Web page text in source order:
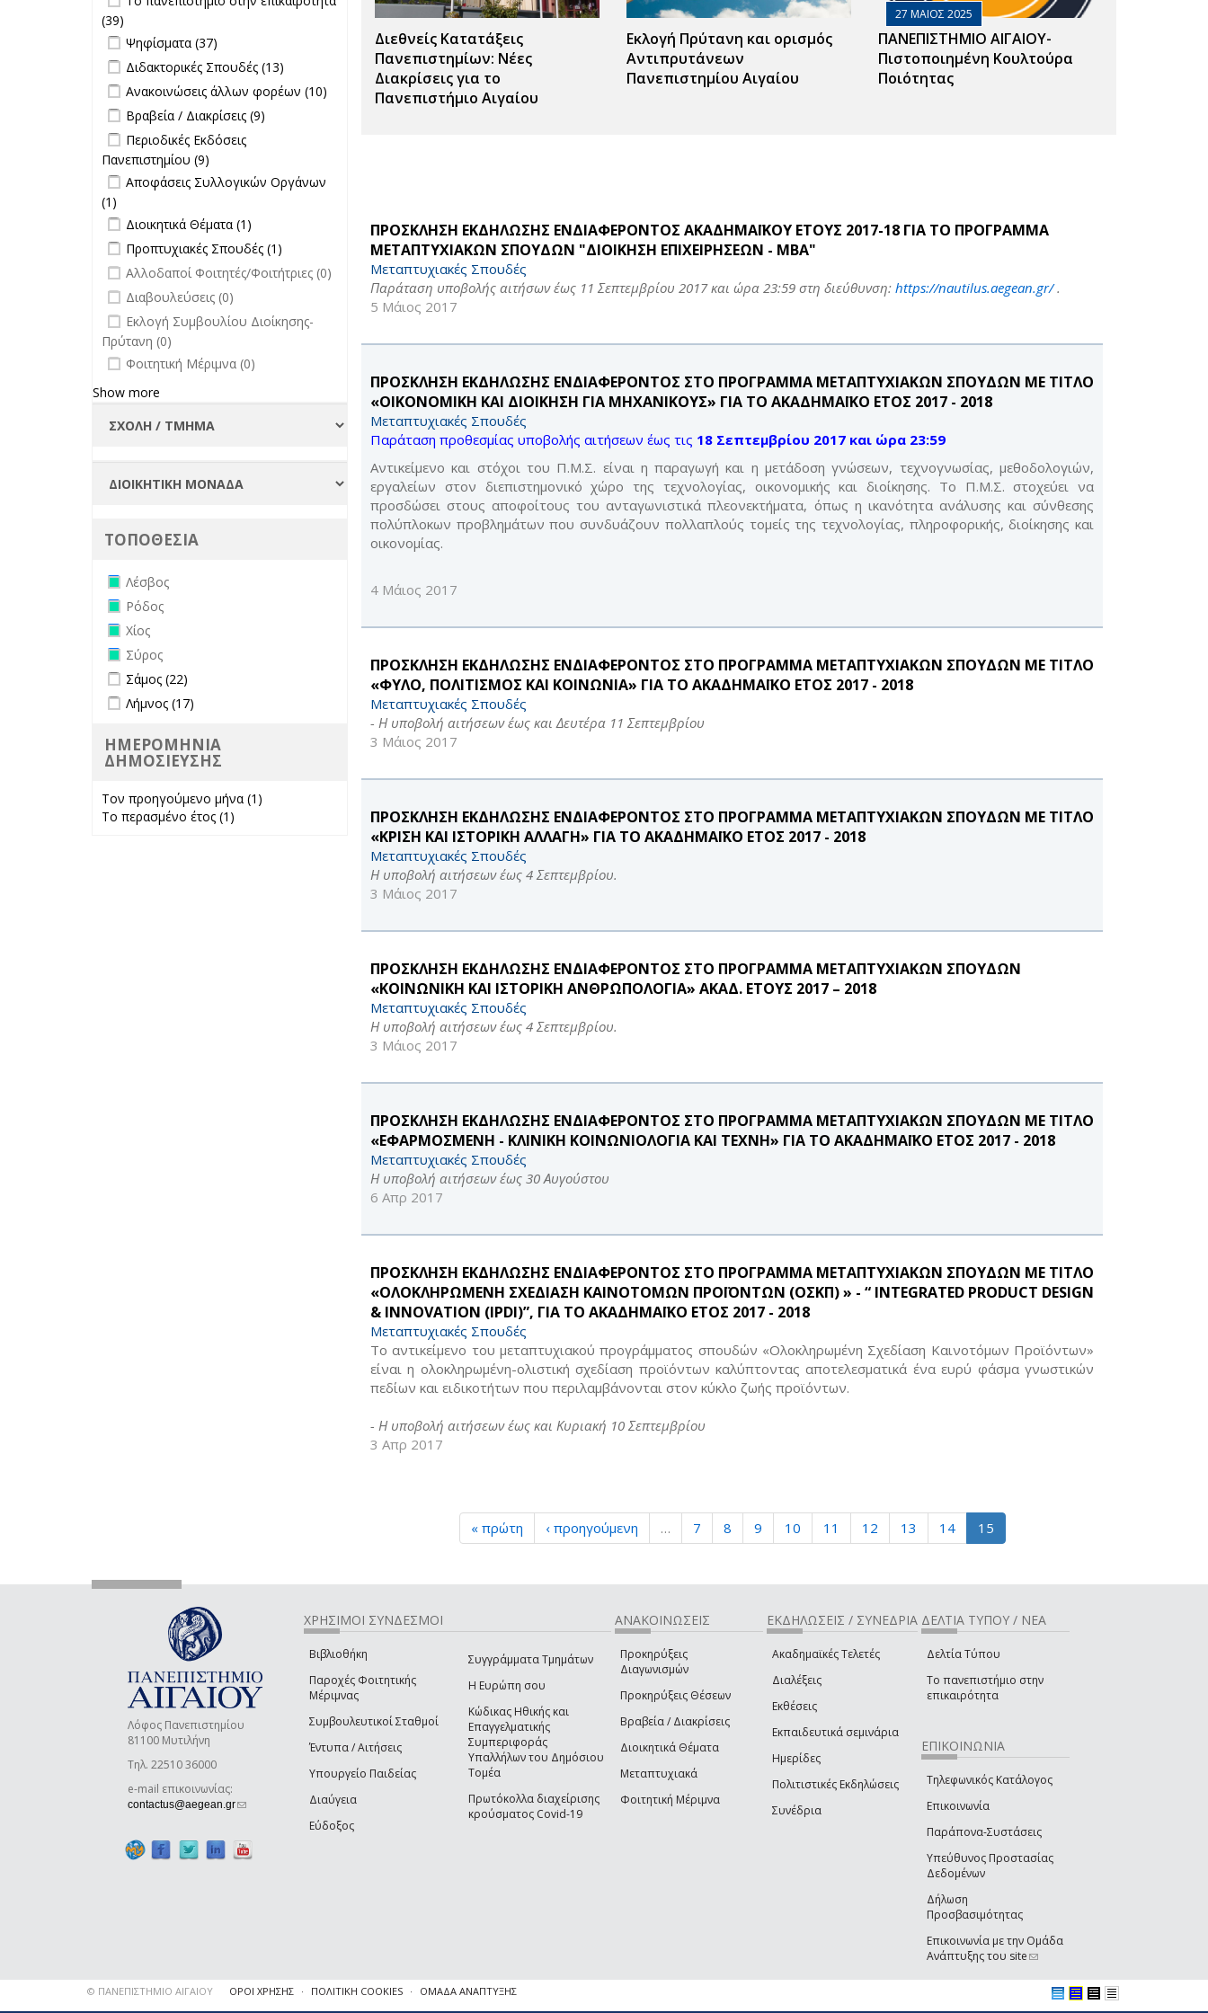
Διεθνείς Κατατάξεις
Πανεπιστημίων: Νέες
Διακρίσεις για το
Πανεπιστήμιο Αιγαίου
Εκλογή Πρύτανη και ορισμός
Αντιπρυτάνεων
Πανεπιστημίου Αιγαίου
27 ΜΑΙΟΣ 2025
ΠΑΝΕΠΙΣΤΗΜΙΟ ΑΙΓΑΙΟΥ-
Πιστοποιημένη Κουλτούρα
Ποιότητας
ΠΡΟΣΚΛΗΣΗ ΕΚΔΗΛΩΣΗΣ ΕΝΔΙΑΦΕΡΟΝΤΟΣ ΑΚΑΔΗΜΑΪΚΟΥ ΕΤΟΥΣ 2017-18 ΓΙΑ ΤΟ ΠΡΟΓΡΑΜΜΑ
ΜΕΤΑΠΤΥΧΙΑΚΩΝ ΣΠΟΥΔΩΝ "ΔΙΟΙΚΗΣΗ ΕΠΙΧΕΙΡΗΣΕΩΝ - MBA"
Μεταπτυχιακές Σπουδές
Παράταση υποβολής αιτήσων έως 11 Σεπτεμβρίου 2017 και ώρα 23:59 στη διεύθυνση: https://nautilus.aegean.gr/.
5 Μάιος 2017
ΠΡΟΣΚΛΗΣΗ ΕΚΔΗΛΩΣΗΣ ΕΝΔΙΑΦΕΡΟΝΤΟΣ ΣΤΟ ΠΡΟΓΡΑΜΜΑ ΜΕΤΑΠΤΥΧΙΑΚΩΝ ΣΠΟΥΔΩΝ ΜΕ ΤΙΤΛΟ
«ΟΙΚΟΝΟΜΙΚΗ ΚΑΙ ΔΙΟΙΚΗΣΗ ΓΙΑ ΜΗΧΑΝΙΚΟΥΣ» ΓΙΑ ΤΟ ΑΚΑΔΗΜΑΪΚΟ ΕΤΟΣ 2017 - 2018
Μεταπτυχιακές Σπουδές
Παράταση προθεσμίας υποβολής αιτήσεων έως τις 18 Σεπτεμβρίου 2017 και ώρα 23:59
Αντικείμενο και στόχοι του Π.Μ.Σ. είναι η παραγωγή και η μετάδοση γνώσεων, τεχνογνωσίας, μεθοδολογιών,
εργαλείων στον διεπιστημονικό χώρο της τεχνολογίας, οικονομικής και διοίκησης. Το Π.Μ.Σ. στοχεύει να
προσδώσει στους αποφοίτους του ανταγωνιστικά πλεονεκτήματα, όπως η ικανότητα ανάλυσης και σύνθεσης
πολύπλοκων προβλημάτων που συνδυάζουν πολλαπλούς τομείς της τεχνολογίας, πληροφορικής, διοίκησης και
οικονομίας.
4 Μάιος 2017
ΠΡΟΣΚΛΗΣΗ ΕΚΔΗΛΩΣΗΣ ΕΝΔΙΑΦΕΡΟΝΤΟΣ ΣΤΟ ΠΡΟΓΡΑΜΜΑ ΜΕΤΑΠΤΥΧΙΑΚΩΝ ΣΠΟΥΔΩΝ ΜΕ ΤΙΤΛΟ
«ΦΥΛΟ, ΠΟΛΙΤΙΣΜΟΣ ΚΑΙ ΚΟΙΝΩΝΙΑ» ΓΙΑ ΤΟ ΑΚΑΔΗΜΑΪΚΟ ΕΤΟΣ 2017 - 2018
Μεταπτυχιακές Σπουδές
- Η υποβολή αιτήσεων έως και Δευτέρα 11 Σεπτεμβρίου
3 Μάιος 2017
ΠΡΟΣΚΛΗΣΗ ΕΚΔΗΛΩΣΗΣ ΕΝΔΙΑΦΕΡΟΝΤΟΣ ΣΤΟ ΠΡΟΓΡΑΜΜΑ ΜΕΤΑΠΤΥΧΙΑΚΩΝ ΣΠΟΥΔΩΝ ΜΕ ΤΙΤΛΟ
«ΚΡΙΣΗ ΚΑΙ ΙΣΤΟΡΙΚΗ ΑΛΛΑΓΗ» ΓΙΑ ΤΟ ΑΚΑΔΗΜΑΪΚΟ ΕΤΟΣ 2017 - 2018
Μεταπτυχιακές Σπουδές
Η υποβολή αιτήσεων έως 4 Σεπτεμβρίου.
3 Μάιος 2017
ΠΡΟΣΚΛΗΣΗ ΕΚΔΗΛΩΣΗΣ ΕΝΔΙΑΦΕΡΟΝΤΟΣ ΣΤΟ ΠΡΟΓΡΑΜΜΑ ΜΕΤΑΠΤΥΧΙΑΚΩΝ ΣΠΟΥΔΩΝ
«ΚΟΙΝΩΝΙΚΗ ΚΑΙ ΙΣΤΟΡΙΚΗ ΑΝΘΡΩΠΟΛΟΓΙΑ» ΑΚΑΔ. ΕΤΟΥΣ 2017 – 2018
Μεταπτυχιακές Σπουδές
Η υποβολή αιτήσεων έως 4 Σεπτεμβρίου.
3 Μάιος 2017
ΠΡΟΣΚΛΗΣΗ ΕΚΔΗΛΩΣΗΣ ΕΝΔΙΑΦΕΡΟΝΤΟΣ ΣΤΟ ΠΡΟΓΡΑΜΜΑ ΜΕΤΑΠΤΥΧΙΑΚΩΝ ΣΠΟΥΔΩΝ ΜΕ ΤΙΤΛΟ
«ΕΦΑΡΜΟΣΜΕΝΗ - ΚΛΙΝΙΚΗ ΚΟΙΝΩΝΙΟΛΟΓΙΑ ΚΑΙ ΤΕΧΝΗ» ΓΙΑ ΤΟ ΑΚΑΔΗΜΑΪΚΟ ΕΤΟΣ 2017 - 2018
Μεταπτυχιακές Σπουδές
Η υποβολή αιτήσεων έως 30 Αυγούστου
6 Απρ 2017
ΠΡΟΣΚΛΗΣΗ ΕΚΔΗΛΩΣΗΣ ΕΝΔΙΑΦΕΡΟΝΤΟΣ ΣΤΟ ΠΡΟΓΡΑΜΜΑ ΜΕΤΑΠΤΥΧΙΑΚΩΝ ΣΠΟΥΔΩΝ ΜΕ ΤΙΤΛΟ
«ΟΛΟΚΛΗΡΩΜΕΝΗ ΣΧΕΔΙΑΣΗ ΚΑΙΝΟΤΟΜΩΝ ΠΡΟΪΟΝΤΩΝ (ΟΣΚΠ) » - “ INTEGRATED PRODUCT DESIGN
& INNOVATION (IPDI)”, ΓΙΑ ΤΟ ΑΚΑΔΗΜΑΪΚΟ ΕΤΟΣ 2017 - 2018
Μεταπτυχιακές Σπουδές
Το αντικείμενο του μεταπτυχιακού προγράμματος σπουδών «Ολοκληρωμένη Σχεδίαση Καινοτόμων Προϊόντων»
είναι η ολοκληρωμένη-ολιστική σχεδίαση προϊόντων καλύπτοντας αποτελεσματικά ένα ευρύ φάσμα γνωστικών
πεδίων και ειδικοτήτων που περιλαμβάνονται στον κύκλο ζωής προϊόντων.
- Η υποβολή αιτήσεων έως και Κυριακή 10 Σεπτεμβρίου
3 Απρ 2017
« πρώτη ‹ προηγούμενη … 7 8 9 10 11 12 13 14 15
επιτροπών
επικαιρότητα filter
(39)
επικαιρότητα filter
Apply Ψηφίσματα filter
Ψηφίσματα (37)
Apply Διδακτορικές Σπουδές filter
Διδακτορικές Σπουδές (13)
Σπουδές
Apply Ανακοινώσεις άλλων φορέων
filter
Ανακοινώσεις άλλων φορέων (10)
Ανακοινώσεις
Apply Βραβεία / Διακρίσεις filter
Βραβεία / Διακρίσεις (9)
Apply Περιοδικές Εκδόσεις
Πανεπιστημίου filter
Περιοδικές Εκδόσεις
Πανεπιστημίου (9)
Εκδόσεις
Πανεπιστημίου filter
Apply Αποφάσεις Συλλογικών
Οργάνων filter
Αποφάσεις Συλλογικών Οργάνων
(1)
Οργάνων filter
Apply Διοικητικά Θέματα filter
Διοικητικά Θέματα (1)
Apply Προπτυχιακές Σπουδές filter
Προπτυχιακές Σπουδές (1)
Σπουδές filter
undefined
Αλλοδαποί Φοιτητές/Φοιτήτριες (0)
undefined
Διαβουλεύσεις (0)
undefined
Εκλογή Συμβουλίου Διοίκησης-
Πρύτανη (0)
undefined
Φοιτητική Μέριμνα (0)
Show more
ΤΟΠΟΘΕΣΙΑ
Remove Λέσβος filter
Λέσβος
Remove Ρόδος filter
Ρόδος
Remove Χίος filter
Χίος
Remove Σύρος filter
Σύρος
Apply Σάμος filter
Σάμος (22)
Apply Λήμνος filter
Λήμνος (17)
ΗΜΕΡΟΜΗΝΙΑ
ΔΗΜΟΣΙΕΥΣΗΣ
Τον προηγούμενο μήνα (1)
Το περασμένο έτος (1)
Λόφος Πανεπιστημίου
81100 Μυτιλήνη
Τηλ. 22510 36000
e-mail επικοινωνίας:
contactus@aegean.gr(link sends e-mail)
ΧΡΗΣΙΜΟΙ ΣΥΝΔΕΣΜΟΙ
Βιβλιοθήκη
Παροχές Φοιτητικής
Μέριμνας
Συμβουλευτικοί Σταθμοί
Έντυπα / Αιτήσεις
Υπουργείο Παιδείας
Διαύγεια
Εύδοξος
Συγγράμματα Τμημάτων
Η Ευρώπη σου
Κώδικας Ηθικής και
Επαγγελματικής
Συμπεριφοράς
Υπαλλήλων του Δημόσιου
Τομέα
Πρωτόκολλα διαχείρισης
κρούσματος Covid-19
ΑΝΑΚΟΙΝΩΣΕΙΣ
Προκηρύξεις
Διαγωνισμών
Προκηρύξεις Θέσεων
Βραβεία / Διακρίσεις
Διοικητικά Θέματα
Μεταπτυχιακά
Φοιτητική Μέριμνα
ΕΚΔΗΛΩΣΕΙΣ / ΣΥΝΕΔΡΙΑ
Ακαδημαϊκές Τελετές
Διαλέξεις
Εκθέσεις
Εκπαιδευτικά σεμινάρια
Ημερίδες
Πολιτιστικές Εκδηλώσεις
Συνέδρια
ΔΕΛΤΙΑ ΤΥΠΟΥ / ΝΕΑ
Δελτία Τύπου
Το πανεπιστήμιο στην
επικαιρότητα
ΕΠΙΚΟΙΝΩΝΙΑ
Τηλεφωνικός Κατάλογος
Επικοινωνία
Παράπονα-Συστάσεις
Υπεύθυνος Προστασίας
Δεδομένων
Δήλωση
Προσβασιμότητας
Επικοινωνία με την Ομάδα
Ανάπτυξης του site(link sends e-mail)
© ΠΑΝΕΠΙΣΤΗΜΙΟ ΑΙΓΑΙΟΥ ΟΡΟΙ ΧΡΗΣΗΣ ΠΟΛΙΤΙΚΗ COOKIES ΟΜΑΔΑ ΑΝΑΠΤΥΞΗΣ